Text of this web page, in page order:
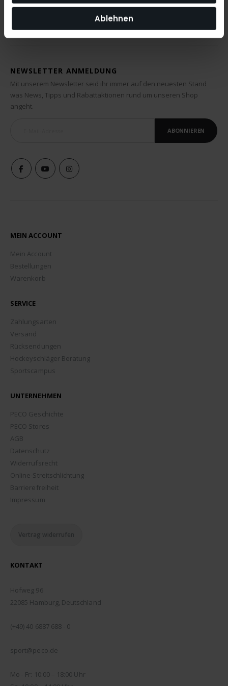
Ablehnen
NEWSLETTER ANMELDUNG
Mit unserem Newsletter seid ihr immer auf den neuesten Stand
was News, Tipps und Rabattaktionen rund um unseren Shop
angeht.
ABONNIEREN
MEIN ACCOUNT
Mein Account
Bestellungen
Warenkorb
SERVICE
Zahlungsarten
Versand
Rücksendungen
Hockeyschläger Beratung
Sportscampus
UNTERNEHMEN
PECO Geschichte
PECO Stores
AGB
Datenschutz
Widerrufsrecht
Online-Streitschlichtung
Barrierefreiheit
Impressum
Vertrag widerrufen
KONTAKT
Hofweg 96
22085 Hamburg, Deutschland
(+49) 40 6887 688 - 0
sport@peco.de
Mo - Fr: 10:00 – 18:00 Uhr